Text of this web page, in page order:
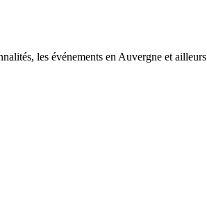
les événements en Auvergne et ailleurs